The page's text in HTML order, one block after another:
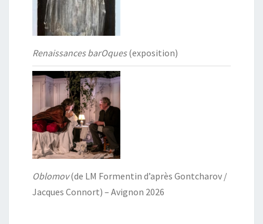
Renaissances barOques(exposition)
Oblomov(de LM Formentin d’après Gontcharov /
Jacques Connort) – Avignon 2026